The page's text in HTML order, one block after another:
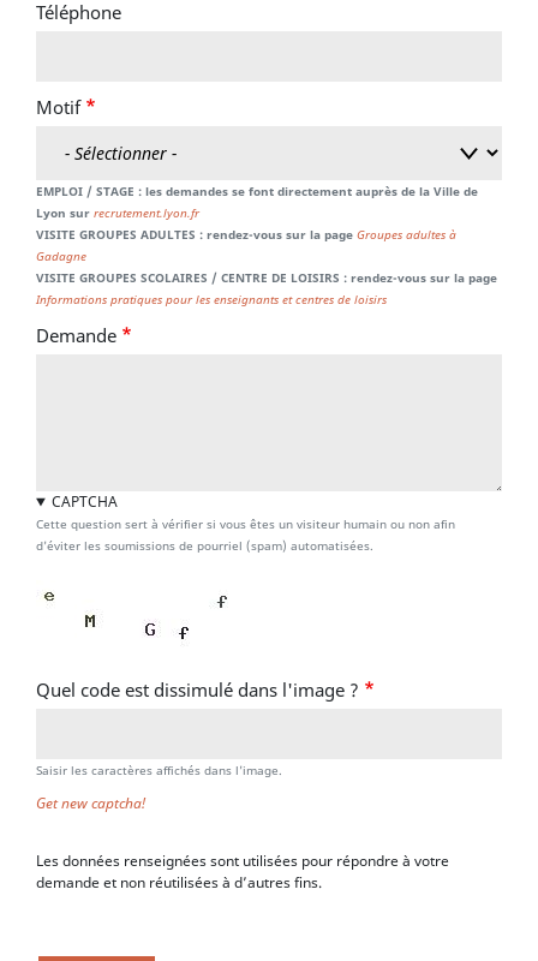
Téléphone
Motif
EMPLOI / STAGE : les demandes se font directement auprès de la Ville de
Lyon sur recrutement.lyon.fr
VISITE GROUPES ADULTES : rendez-vous sur la page Groupes adultes à
Gadagne
VISITE GROUPES SCOLAIRES / CENTRE DE LOISIRS : rendez-vous sur la page
Informations pratiques pour les enseignants et centres de loisirs
Demande
CAPTCHA
Cette question sert à vérifier si vous êtes un visiteur humain ou non afin
d'éviter les soumissions de pourriel (spam) automatisées.
Quel code est dissimulé dans l'image ?
Saisir les caractères affichés dans l'image.
Get new captcha!
Les données renseignées sont utilisées pour répondre à votre
demande et non réutilisées à d’autres fins.